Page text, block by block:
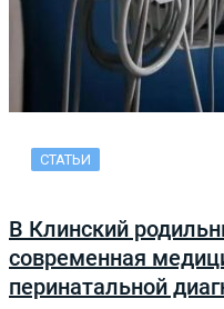
СТАТЬИ
В Клинский
современная
перинатальной